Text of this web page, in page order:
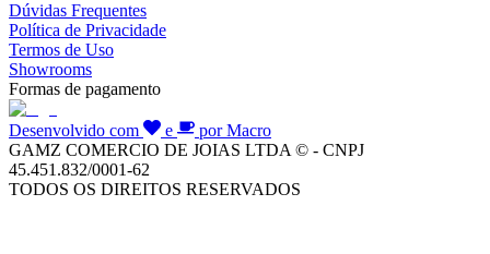
Dúvidas Frequentes
Política de Privacidade
Termos de Uso
Showrooms
Formas de pagamento
Desenvolvido com e
por Macro
GAMZ COMERCIO DE JOIAS LTDA © - CNPJ
45.451.832/0001-62
TODOS OS DIREITOS RESERVADOS